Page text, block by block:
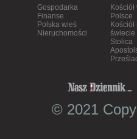
Gospodarka
Finanse
Polska wieś
Nieruchomości
Kościół
Polsce
Kościół
świecie
Stolica
© 2021